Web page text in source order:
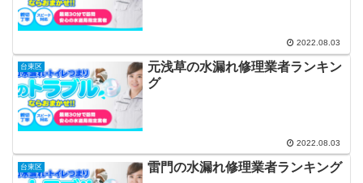
2022.08.03
台東区
元浅草の水漏れ修理業者ランキン
グ
2022.08.03
台東区 雷門の水漏れ修理業者ランキング